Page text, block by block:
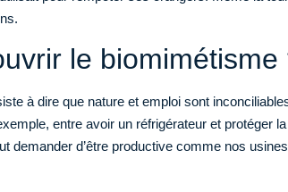
le biomimétisme
à dire que nature et emploi sont
entre avoir un réfrigérateur et protéger
demander d’être productive comme nos